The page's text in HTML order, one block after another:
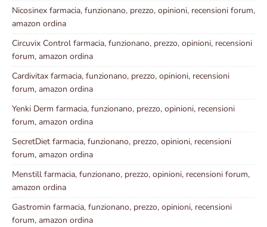
Nicosinex farmacia, funzionano, prezzo, opinioni, recensioni forum,
amazon ordina
Circuvix Control farmacia, funzionano, prezzo, opinioni, recensioni
forum, amazon ordina
Cardivitax farmacia, funzionano, prezzo, opinioni, recensioni
forum, amazon ordina
Yenki Derm farmacia, funzionano, prezzo, opinioni, recensioni
forum, amazon ordina
SecretDiet farmacia, funzionano, prezzo, opinioni, recensioni
forum, amazon ordina
Menstill farmacia, funzionano, prezzo, opinioni, recensioni forum,
amazon ordina
Gastromin farmacia, funzionano, prezzo, opinioni, recensioni
forum, amazon ordina